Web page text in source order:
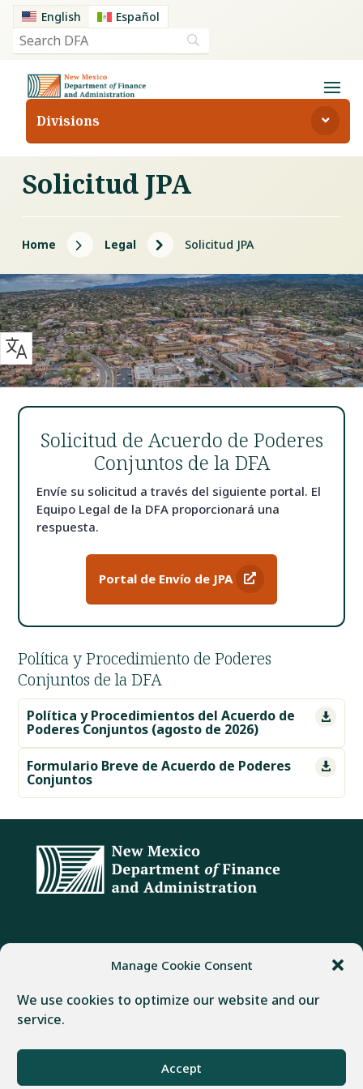
Manage Cookie Consent
We use cookies to optimize our website and our
service.
Accept
English Español
Divisions
Solicitud JPA
Home 5 Legal 5 Solicitud JPA
Solicitud de Acuerdo de Poderes
Conjuntos de la DFA
Envíe su solicitud a través del siguiente portal. El
Equipo Legal de la DFA proporcionará una
respuesta.
Portal de Envío de JPA
Política y Procedimiento de Poderes
Conjuntos de la DFA

Política y Procedimientos del Acuerdo de
Poderes Conjuntos (agosto de 2026)

Formulario Breve de Acuerdo de Poderes
Conjuntos
Santa Fe, NM 87501
Real Time Solutions
documental